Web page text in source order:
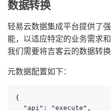
数据转换
轻易云数据集成平台提供了
能，以适应特定的业务需求
我们需要将吉客云的数据转
元数据配置如下：
{
  "api": "execute",